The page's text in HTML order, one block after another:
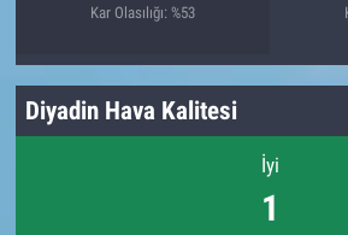
Kar Olasılığı: %53
Diyadin Hava Kalitesi
İyi
1